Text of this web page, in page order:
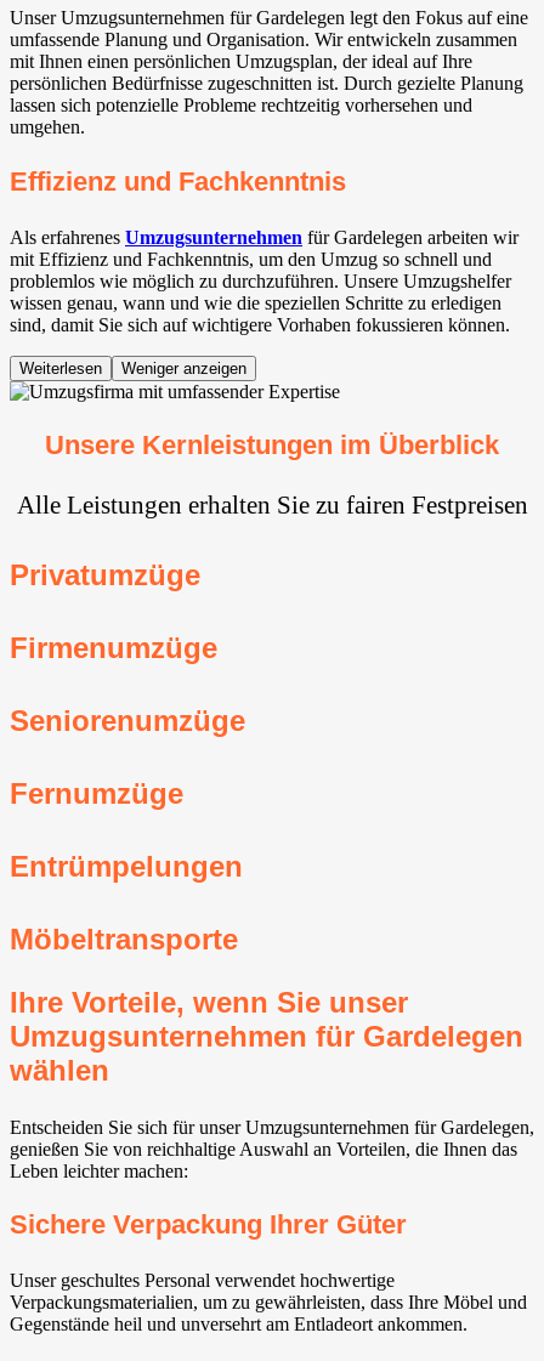
Unser Umzugsunternehmen für Gardelegen legt den Fokus auf eine
umfassende Planung und Organisation. Wir entwickeln zusammen
mit Ihnen einen persönlichen Umzugsplan, der ideal auf Ihre
persönlichen Bedürfnisse zugeschnitten ist. Durch gezielte Planung
lassen sich potenzielle Probleme rechtzeitig vorhersehen und
umgehen.
Effizienz und Fachkenntnis
Als erfahrenes Umzugsunternehmen für Gardelegen arbeiten wir
mit Effizienz und Fachkenntnis, um den Umzug so schnell und
problemlos wie möglich zu durchzuführen. Unsere Umzugshelfer
wissen genau, wann und wie die speziellen Schritte zu erledigen
sind, damit Sie sich auf wichtigere Vorhaben fokussieren können.
Weiterlesen Weniger anzeigen
Unsere Kernleistungen im Überblick
Alle Leistungen erhalten Sie zu fairen Festpreisen
Privatumzüge
Firmenumzüge
Seniorenumzüge
Fernumzüge
Entrümpelungen
Möbeltransporte
Ihre Vorteile, wenn Sie unser
Umzugsunternehmen für Gardelegen
wählen
Entscheiden Sie sich für unser Umzugsunternehmen für Gardelegen,
genießen Sie von reichhaltige Auswahl an Vorteilen, die Ihnen das
Leben leichter machen:
Sichere Verpackung Ihrer Güter
Unser geschultes Personal verwendet hochwertige
Verpackungsmaterialien, um zu gewährleisten, dass Ihre Möbel und
Gegenstände heil und unversehrt am Entladeort ankommen.